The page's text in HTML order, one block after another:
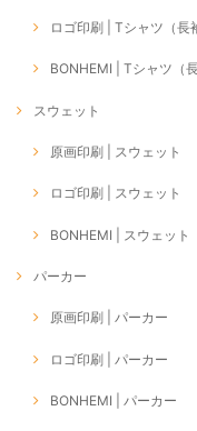
ロゴ印刷 | Tシャツ（長
BONHEMI | Tシャツ（長
スウェット
原画印刷 | スウェット
ロゴ印刷 | スウェット
BONHEMI | スウェット
パーカー
原画印刷 | パーカー
ロゴ印刷 | パーカー
BONHEMI | パーカー